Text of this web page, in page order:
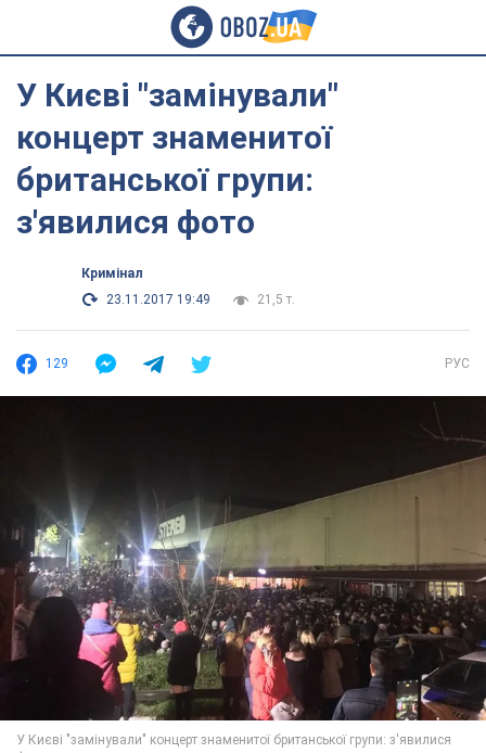
У Києві "замінували"
концерт знаменитої
британської групи:
з'явилися фото
Кримінал
23.11.2017 19:49
21,5 т.
129 РУС